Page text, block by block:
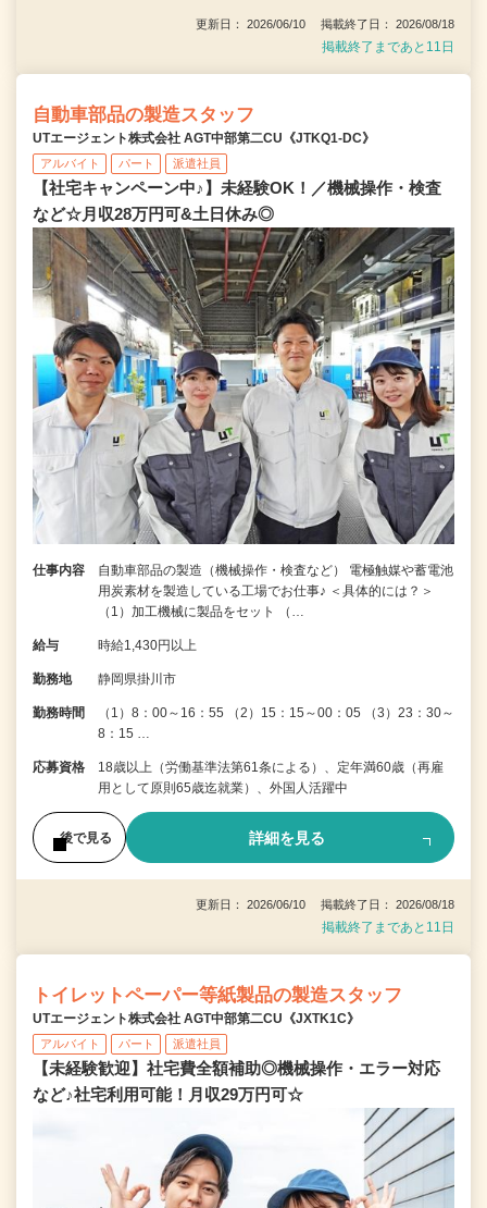
更新日： 2026/06/10 掲載終了日： 2026/08/18
掲載終了まであと11日
自動車部品の製造スタッフ
UTエージェント株式会社 AGT中部第二CU《JTKQ1-DC》
アルバイト パート 派遣社員
【社宅キャンペーン中♪】未経験OK！／機械操作・検査
など☆月収28万円可&土日休み◎
仕事内容
自動車部品の製造（機械操作・検査など） 電極触媒や蓄電池
用炭素材を製造している工場でお仕事♪ ＜具体的には？＞
（1）加工機械に製品をセット （…
給与 時給1,430円以上
勤務地 静岡県掛川市
勤務時間
（1）8：00～16：55 （2）15：15～00：05 （3）23：30～
8：15 …
応募資格
18歳以上（労働基準法第61条による）、定年満60歳（再雇
用として原則65歳迄就業）、外国人活躍中
後で見る 詳細を見る
更新日： 2026/06/10 掲載終了日： 2026/08/18
掲載終了まであと11日
トイレットペーパー等紙製品の製造スタッフ
UTエージェント株式会社 AGT中部第二CU《JXTK1C》
アルバイト パート 派遣社員
【未経験歓迎】社宅費全額補助◎機械操作・エラー対応
など♪社宅利用可能！月収29万円可☆